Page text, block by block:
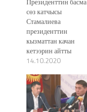
сөз катчысы
Стамалиева
президенттин
кызматтан качан
кетээрин айтты
14.10.2020